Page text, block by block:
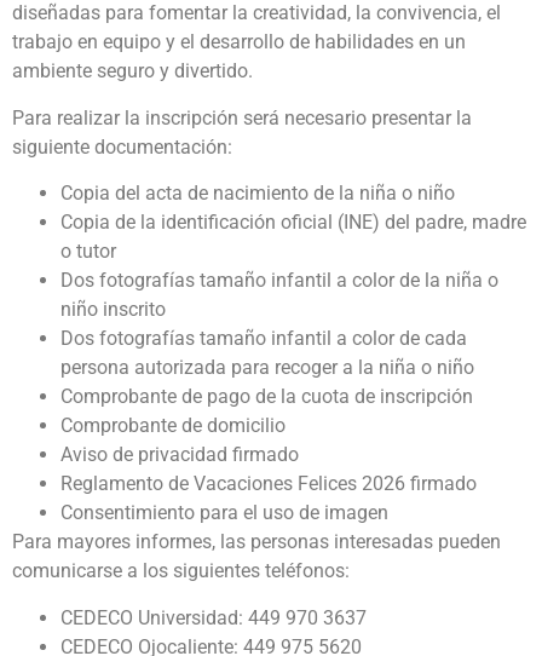
diseñadas para fomentar la creatividad, la convivencia, el
trabajo en equipo y el desarrollo de habilidades en un
ambiente seguro y divertido.
Para realizar la inscripción será necesario presentar la
siguiente documentación:
Copia del acta de nacimiento de la niña o niño
Copia de la identificación oficial (INE) del padre, madre
o tutor
Dos fotografías tamaño infantil a color de la niña o
niño inscrito
Dos fotografías tamaño infantil a color de cada
persona autorizada para recoger a la niña o niño
Comprobante de pago de la cuota de inscripción
Comprobante de domicilio
Aviso de privacidad firmado
Reglamento de Vacaciones Felices 2026 firmado
Consentimiento para el uso de imagen
Para mayores informes, las personas interesadas pueden
comunicarse a los siguientes teléfonos:
CEDECO Universidad: 449 970 3637
CEDECO Ojocaliente: 449 975 5620